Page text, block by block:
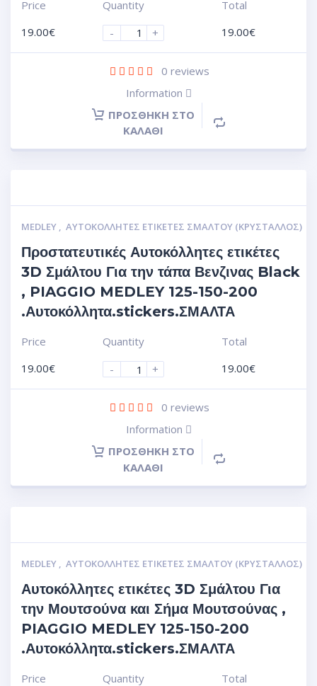
Price
19.00€
Quantity
-
+
Total
19.00€
0 reviews
Information
ΠΡΟΣΘΉΚΗ ΣΤΟ
ΚΑΛΆΘΙ
MEDLEY , ΑΥΤΟΚΌΛΛΗΤΕΣ ΕΤΙΚΈΤΕΣ ΣΜΆΛΤΟΥ (ΚΡΥΣΤΑΛΛΟΣ)
Προστατευτικές Αυτοκόλλητες ετικέτες
3D Σμάλτου Για την τάπα Βενζινας Black
, PIAGGIO MEDLEY 125-150-200
.Αυτοκόλλητα.stickers.ΣΜΑΛΤΑ
Price
19.00€
Quantity
-
+
Total
19.00€
0 reviews
Information
ΠΡΟΣΘΉΚΗ ΣΤΟ
ΚΑΛΆΘΙ
MEDLEY , ΑΥΤΟΚΌΛΛΗΤΕΣ ΕΤΙΚΈΤΕΣ ΣΜΆΛΤΟΥ (ΚΡΥΣΤΑΛΛΟΣ)
Αυτοκόλλητες ετικέτες 3D Σμάλτου Για
την Μουτσούνα και Σήμα Μουτσούνας ,
PIAGGIO MEDLEY 125-150-200
.Αυτοκόλλητα.stickers.ΣΜΑΛΤΑ
Price
Quantity
Total